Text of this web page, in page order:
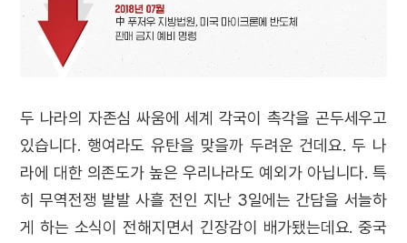
두 나라의 자존심 싸움에 세계 각국이 촉각을 곤두세우고
있습니다. 행여라도 유탄을 맞을까 두려운 건데요. 두 나
라에 대한 의존도가 높은 우리나라도 예외가 아닙니다. 특
히 무역전쟁 발발 사흘 전인 지난 3일에는 간담을 서늘하
게 하는 소식이 전해지면서 긴장감이 배가됐는데요. 중국